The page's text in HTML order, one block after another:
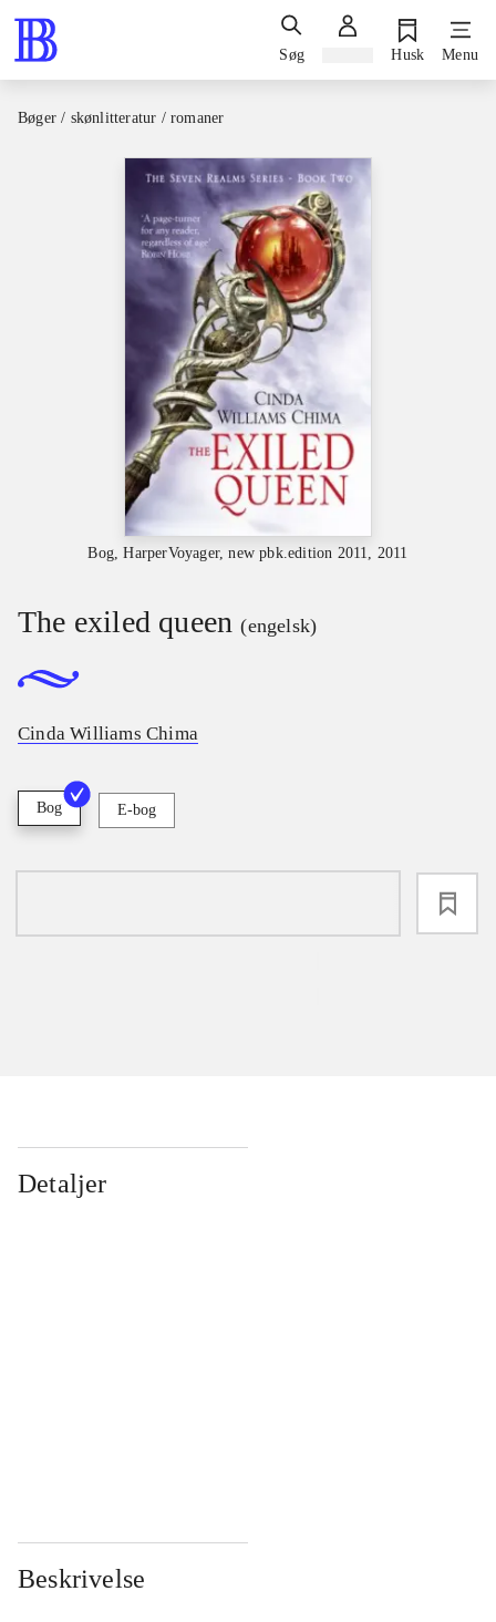
Søg Husk Menu
Bøger / skønlitteratur / romaner
Bog, HarperVoyager, new pbk.edition 2011, 2011
The exiled queen (engelsk)
Cinda Williams Chima
Bog E-bog
Detaljer
Beskrivelse